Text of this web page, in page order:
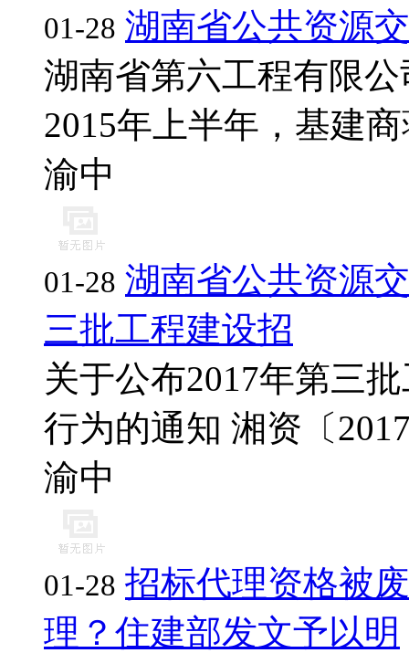
01-28 湖南省公共资源
湖南省第六工程有限
2015年上半年，基建
渝中
01-28 湖南省公共资源
三批工程建设招
关于公布2017年第三
行为的通知 湘资〔
渝中
01-28 招标代理资格被
理？住建部发文予以明